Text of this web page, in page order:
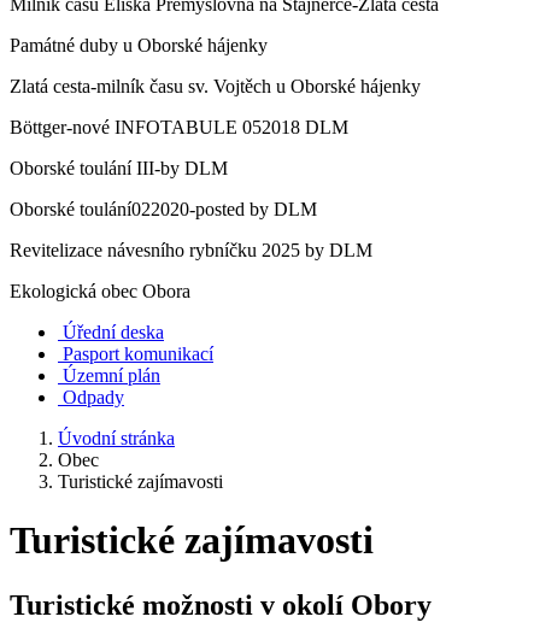
Milník času Eliška Přemyslovna na Štajnerce-Zlatá cesta
Památné duby u Oborské hájenky
Zlatá cesta-milník času sv. Vojtěch u Oborské hájenky
Böttger-nové INFOTABULE 052018 DLM
Oborské toulání III-by DLM
Oborské toulání022020-posted by DLM
Revitelizace návesního rybníčku 2025 by DLM
Ekologická obec Obora
Úřední deska
Pasport komunikací
Územní plán
Odpady
Úvodní stránka
Obec
Turistické zajímavosti
Turistické zajímavosti
Turistické možnosti v okolí Obory